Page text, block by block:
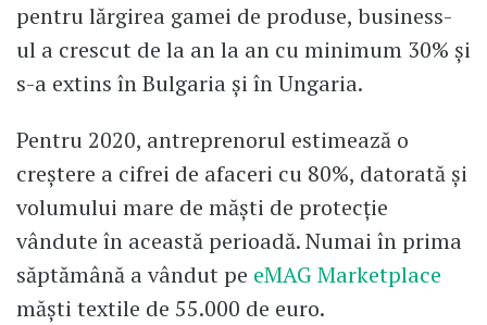
pentru lărgirea gamei de produse, business-
ul a crescut de la an la an cu minimum 30% și
s-a extins în Bulgaria și în Ungaria.
Pentru 2020, antreprenorul estimează o
creștere a cifrei de afaceri cu 80%, datorată și
volumului mare de măști de protecție
vândute în această perioadă. Numai în prima
săptămână a vândut pe eMAG Marketplace
măști textile de 55.000 de euro.